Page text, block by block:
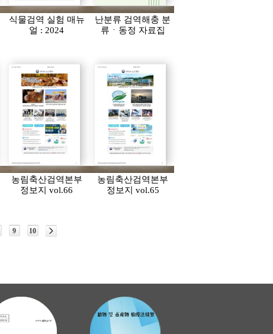
식물검역 실험 매뉴
얼 : 2024
난분류 검역해충 분
류ㆍ동정 자료집
농림축산검역본부
정보지 vol.66
농림축산검역본부
정보지 vol.65
9 10